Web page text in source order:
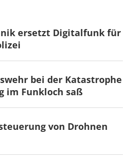
ersetzt Digitalfunk für
bei der Katastrophe
im Funkloch saß
von Drohnen